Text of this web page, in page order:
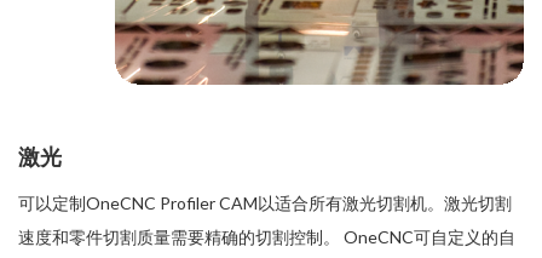
激光
可以定制OneCNC Profiler CAM以适合所有激光切割机。激光切割
速度和零件切割质量需要精确的切割控制。 OneCNC可自定义的自